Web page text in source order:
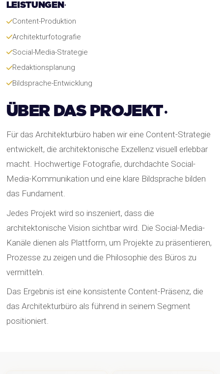
LEISTUNGEN
Content-Produktion
Architekturfotografie
Social-Media-Strategie
Redaktionsplanung
Bildsprache-Entwicklung
ÜBER DAS PROJEKT
Für das Architekturbüro haben wir eine Content-Strategie
entwickelt, die architektonische Exzellenz visuell erlebbar
macht. Hochwertige Fotografie, durchdachte Social-
Media-Kommunikation und eine klare Bildsprache bilden
das Fundament.
Jedes Projekt wird so inszeniert, dass die
architektonische Vision sichtbar wird. Die Social-Media-
Kanäle dienen als Plattform, um Projekte zu präsentieren,
Prozesse zu zeigen und die Philosophie des Büros zu
vermitteln.
Das Ergebnis ist eine konsistente Content-Präsenz, die
das Architekturbüro als führend in seinem Segment
positioniert.